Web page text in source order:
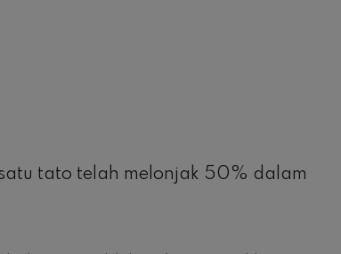
tato telah melonjak 50% dalam